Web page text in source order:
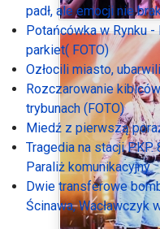
padł, ale emocji nie
Potańcówka w Rynku
parkiet( FOTO)
Ozłocili miasto,
Rozczarowanie
trybunach (FOTO)
Miedź z pierwszą
Tragedia na stacji PKP.
Paraliż komunikacyjny
Dwie transferowe
Ścinawa, Wacławczyk